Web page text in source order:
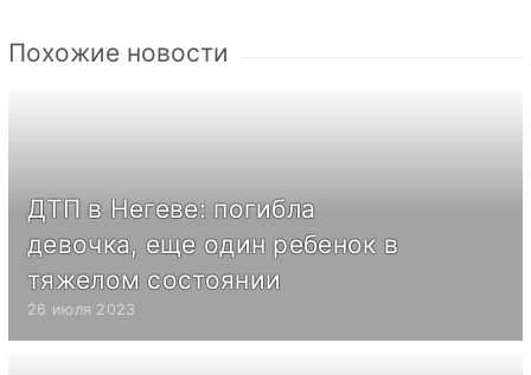
Похожие новости
ДТП в Негеве: погибла
девочка, еще один ребенок в
тяжелом состоянии
26 июля 2023